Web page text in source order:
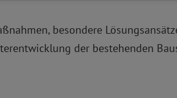
besondere
der bestehenden